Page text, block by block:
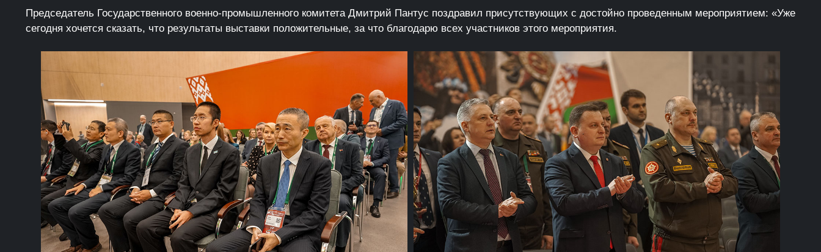
Председатель Государственного военно-промышленного комитета Дмитрий Пантус поздравил присутствующих с достойно проведенным мероприятием: «Уже
сегодня хочется сказать, что результаты выставки положительные, за что благодарю всех участников этого мероприятия.